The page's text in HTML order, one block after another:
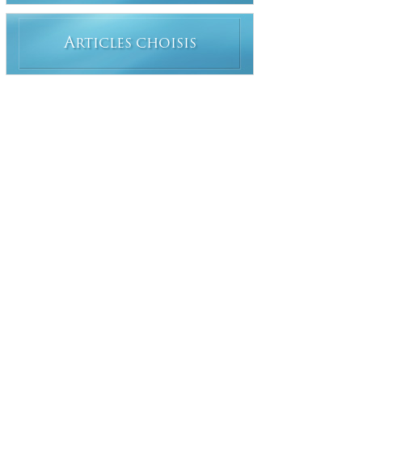
ARTICLES CHOISIS